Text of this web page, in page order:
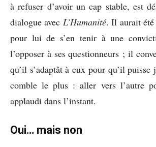
à refuser d’avoir un cap stable, est
dialogue avec L’Humanité. Il aurait été
pour lui de s’en tenir à une
l’opposer à ses questionneurs ; il
qu’il s’adaptât à eux pour qu’il
comble le plus : aller vers l’autre
applaudi dans l’instant.
Oui… mais non